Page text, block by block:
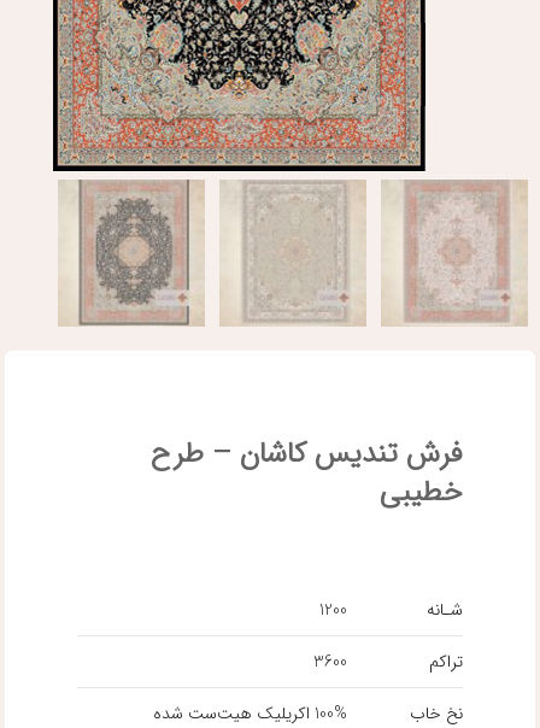
فرش تندیس کاشان – طرح
خطیبی
شـانه
1200
تراکم
3600
نخ خاب
100‌% اکریلیک هیت‌ست شده